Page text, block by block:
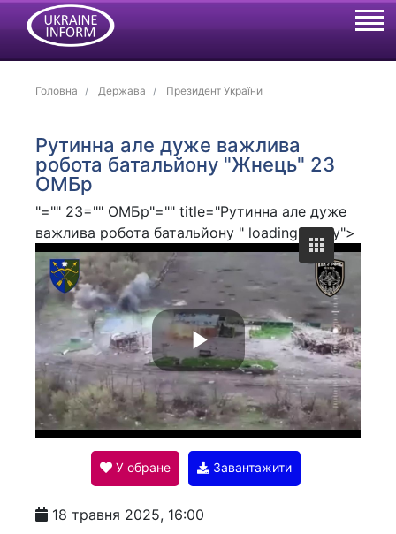
Головна Держава Президент України
Рутинна але дуже важлива
робота батальйону "Жнець" 23
ОМБр
"="" 23="" ОМБр"="" title="Рутинна але дуже
важлива робота батальйону " loading="lazy">
P
l
a
У обране Завантажити
18 травня 2025, 16:00